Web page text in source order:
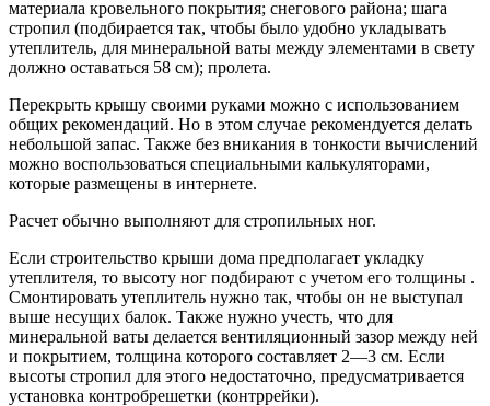
материала кровельного покрытия; снегового района; шага
стропил (подбирается так, чтобы было удобно укладывать
утеплитель, для минеральной ваты между элементами в свету
должно оставаться 58 см); пролета.
Перекрыть крышу своими руками можно с использованием
общих рекомендаций. Но в этом случае рекомендуется делать
небольшой запас. Также без вникания в тонкости вычислений
можно воспользоваться специальными калькуляторами,
которые размещены в интернете.
Расчет обычно выполняют для стропильных ног.
Если строительство крыши дома предполагает укладку
утеплителя, то высоту ног подбирают с учетом его толщины .
Смонтировать утеплитель нужно так, чтобы он не выступал
выше несущих балок. Также нужно учесть, что для
минеральной ваты делается вентиляционный зазор между ней
и покрытием, толщина которого составляет 2—3 см. Если
высоты стропил для этого недостаточно, предусматривается
установка контробрешетки (контррейки).